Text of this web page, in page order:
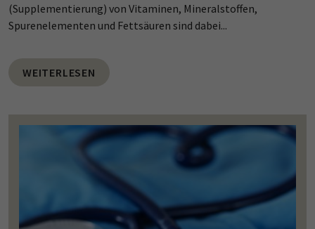
(Supplementierung) von Vitaminen, Mineralstoffen,
Spurenelementen und Fettsäuren sind dabei...
WEITERLESEN